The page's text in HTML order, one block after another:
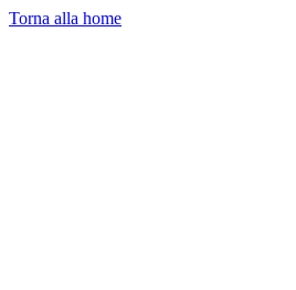
Torna alla home